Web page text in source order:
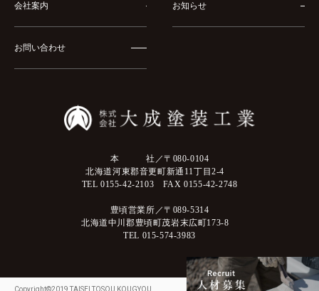
会社案内 お知らせ
お問い合わせ
本 社／〒080-0104
北海道河東郡音更町新通11丁目2-4
TEL 0155-42-2103 FAX 0155-42-2748
豊頃営業所／〒089-5314
北海道中川郡豊頃町茂岩末広町173-8
TEL 015-574-3983
Copyright©2019 TAISEI TOSOU KOUGYOU